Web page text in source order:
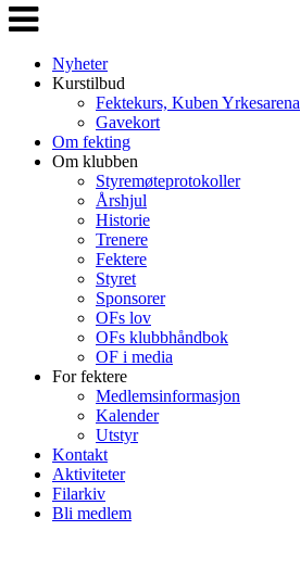
Veksle
navigasjon
Nyheter
Kurstilbud
Fektekurs, Kuben Yrkesarena
Gavekort
Om fekting
Om klubben
Styremøteprotokoller
Årshjul
Historie
Trenere
Fektere
Styret
Sponsorer
OFs lov
OFs klubbhåndbok
OF i media
For fektere
Medlemsinformasjon
Kalender
Utstyr
Kontakt
Aktiviteter
Filarkiv
Bli medlem